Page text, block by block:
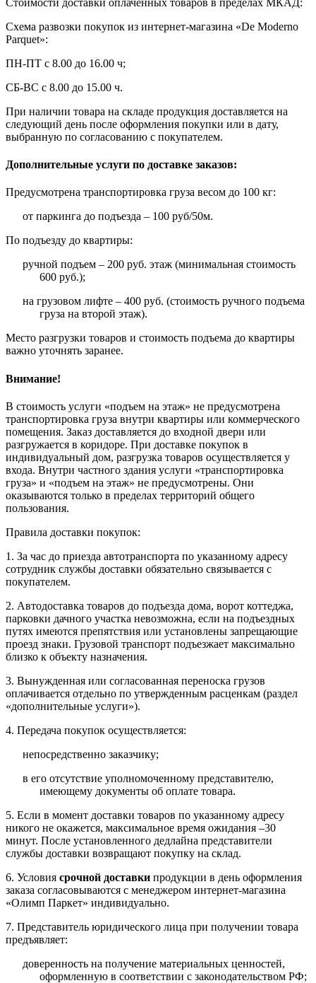
Схема развозки покупок из интернет-магазина «De Moderno
Parquet»:
ПН-ПТ с 8.00 до 16.00 ч;
СБ-ВС с 8.00 до 15.00 ч.
При наличии товара на складе продукция доставляется на
следующий день после оформления покупки или в дату,
выбранную по согласованию с покупателем.
Дополнительные услуги по доставке заказов:
Предусмотрена транспортировка груза весом до 100 кг:
от паркинга до подъезда – 100 руб/50м.
По подъезду до квартиры:
ручной подъем – 200 руб. этаж (минимальная стоимость
600 руб.);
на грузовом лифте – 400 руб. (стоимость ручного подъема
груза на второй этаж).
Место разгрузки товаров и стоимость подъема до квартиры
важно уточнять заранее.
Внимание!
В стоимость услуги «подъем на этаж» не предусмотрена
транспортировка груза внутри квартиры или коммерческого
помещения. Заказ доставляется до входной двери или
разгружается в коридоре. При доставке покупок в
индивидуальный дом, разгрузка товаров осуществляется у
входа. Внутри частного здания услуги «транспортировка
груза» и «подъем на этаж» не предусмотрены. Они
оказываются только в пределах территорий общего
пользования.
Правила доставки покупок:
1. За час до приезда автотранспорта по указанному адресу
сотрудник службы доставки обязательно связывается с
покупателем.
2. Автодоставка товаров до подъезда дома, ворот коттеджа,
парковки дачного участка невозможна, если на подъездных
путях имеются препятствия или установлены запрещающие
проезд знаки. Грузовой транспорт подъезжает максимально
близко к объекту назначения.
3. Вынужденная или согласованная переноска грузов
оплачивается отдельно по утвержденным расценкам (раздел
«дополнительные услуги»).
4. Передача покупок осуществляется:
непосредственно заказчику;
в его отсутствие уполномоченному представителю,
имеющему документы об оплате товара.
5. Если в момент доставки товаров по указанному адресу
никого не окажется, максимальное время ожидания –30
минут. После установленного дедлайна представители
службы доставки возвращают покупку на склад.
6. Условия срочной доставки продукции в день оформления
заказа согласовываются с менеджером интернет-магазина
«Олимп Паркет» индивидуально.
7. Представитель юридического лица при получении товара
предъявляет:
доверенность на получение материальных ценностей,
оформленную в соответствии с законодательством РФ;